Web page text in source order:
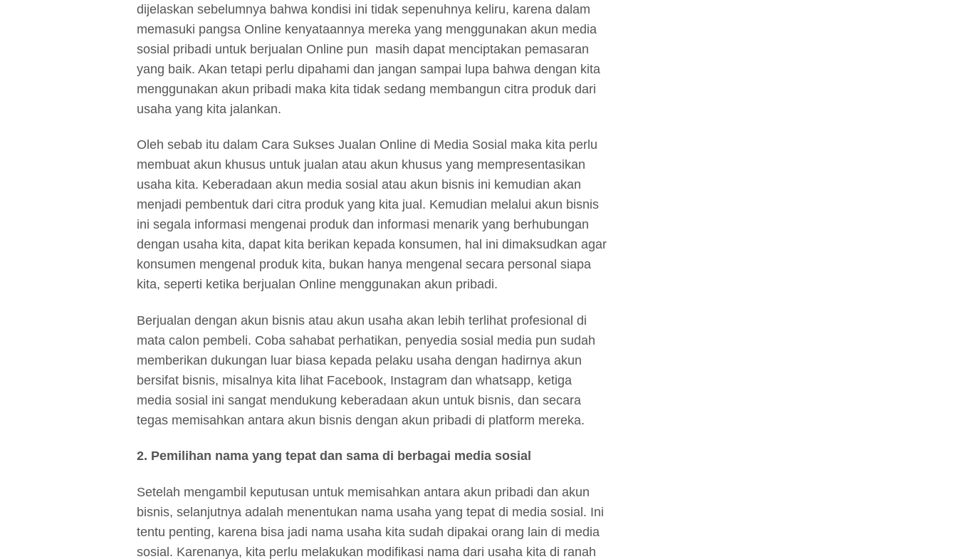
dijelaskan sebelumnya bahwa kondisi ini tidak sepenuhnya keliru, karena dalam
memasuki pangsa Online kenyataannya mereka yang menggunakan akun media
sosial pribadi untuk berjualan Online pun masih dapat menciptakan pemasaran
yang baik. Akan tetapi perlu dipahami dan jangan sampai lupa bahwa dengan kita
menggunakan akun pribadi maka kita tidak sedang membangun citra produk dari
usaha yang kita jalankan.
Oleh sebab itu dalam Cara Sukses Jualan Online di Media Sosial maka kita perlu
membuat akun khusus untuk jualan atau akun khusus yang mempresentasikan
usaha kita. Keberadaan akun media sosial atau akun bisnis ini kemudian akan
menjadi pembentuk dari citra produk yang kita jual. Kemudian melalui akun bisnis
ini segala informasi mengenai produk dan informasi menarik yang berhubungan
dengan usaha kita, dapat kita berikan kepada konsumen, hal ini dimaksudkan agar
konsumen mengenal produk kita, bukan hanya mengenal secara personal siapa
kita, seperti ketika berjualan Online menggunakan akun pribadi.
Berjualan dengan akun bisnis atau akun usaha akan lebih terlihat profesional di
mata calon pembeli. Coba sahabat perhatikan, penyedia sosial media pun sudah
memberikan dukungan luar biasa kepada pelaku usaha dengan hadirnya akun
bersifat bisnis, misalnya kita lihat Facebook, Instagram dan whatsapp, ketiga
media sosial ini sangat mendukung keberadaan akun untuk bisnis, dan secara
tegas memisahkan antara akun bisnis dengan akun pribadi di platform mereka.
2. Pemilihan nama yang tepat dan sama di berbagai media sosial
Setelah mengambil keputusan untuk memisahkan antara akun pribadi dan akun
bisnis, selanjutnya adalah menentukan nama usaha yang tepat di media sosial. Ini
tentu penting, karena bisa jadi nama usaha kita sudah dipakai orang lain di media
sosial. Karenanya, kita perlu melakukan modifikasi nama dari usaha kita di ranah